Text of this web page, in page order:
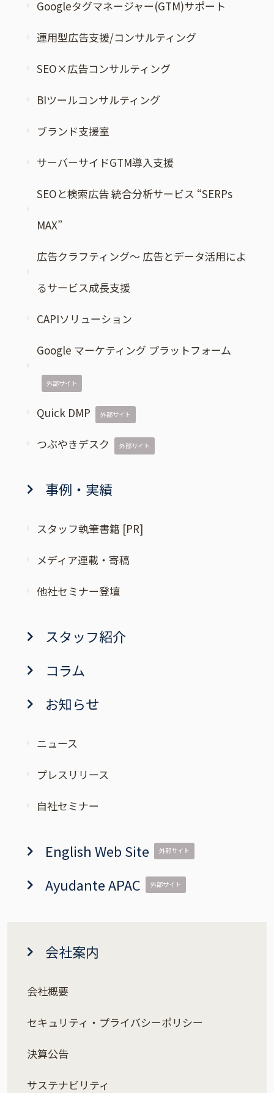
Googleタグマネージャー(GTM)サポート
運用型広告支援/コンサルティング
SEO×広告コンサルティング
BIツールコンサルティング
ブランド支援室
サーバーサイドGTM導入支援
SEOと検索広告 統合分析サービス “SERPs
MAX”
広告クラフティング～ 広告とデータ活用によ
るサービス成長支援
CAPIソリューション
Google マーケティング プラットフォーム
外部サイト
Quick DMP 外部サイト
つぶやきデスク 外部サイト
事例・実績
スタッフ執筆書籍 [PR]
メディア連載・寄稿
他社セミナー登壇
スタッフ紹介
コラム
お知らせ
ニュース
プレスリリース
自社セミナー
English Web Site 外部サイト
Ayudante APAC 外部サイト
会社案内
会社概要
セキュリティ・プライバシーポリシー
決算公告
サステナビリティ